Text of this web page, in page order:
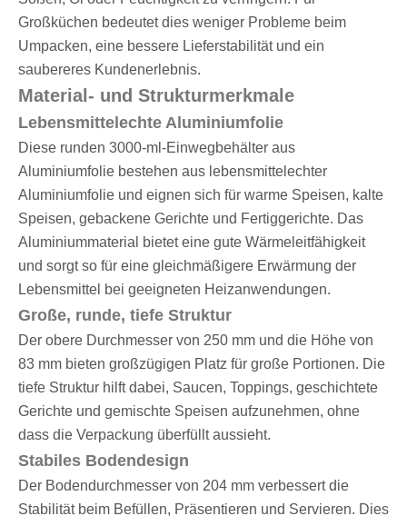
Großküchen bedeutet dies weniger Probleme beim
Umpacken, eine bessere Lieferstabilität und ein
saubereres Kundenerlebnis.
Material- und Strukturmerkmale
Lebensmittelechte Aluminiumfolie
Diese runden 3000-ml-Einwegbehälter aus
Aluminiumfolie bestehen aus lebensmittelechter
Aluminiumfolie und eignen sich für warme Speisen, kalte
Speisen, gebackene Gerichte und Fertiggerichte. Das
Aluminiummaterial bietet eine gute Wärmeleitfähigkeit
und sorgt so für eine gleichmäßigere Erwärmung der
Lebensmittel bei geeigneten Heizanwendungen.
Große, runde, tiefe Struktur
Der obere Durchmesser von 250 mm und die Höhe von
83 mm bieten großzügigen Platz für große Portionen. Die
tiefe Struktur hilft dabei, Saucen, Toppings, geschichtete
Gerichte und gemischte Speisen aufzunehmen, ohne
dass die Verpackung überfüllt aussieht.
Stabiles Bodendesign
Der Bodendurchmesser von 204 mm verbessert die
Stabilität beim Befüllen, Präsentieren und Servieren. Dies